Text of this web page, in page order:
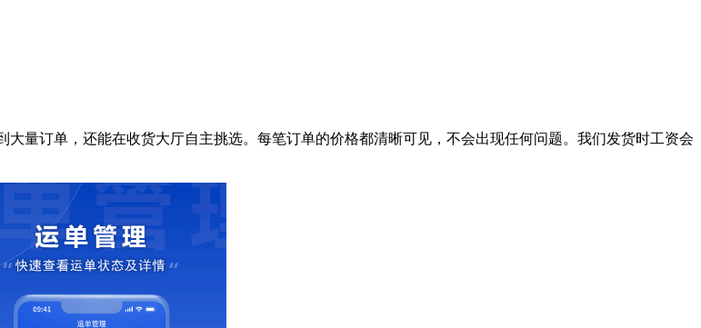
量订单，还能在收货大厅自主挑选。每笔订单的价格都清晰可见，不会出现任何问题。我们发货时工资会